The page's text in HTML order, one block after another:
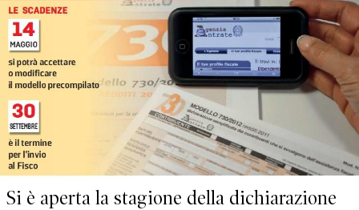
Si è aperta la stagione della dichiarazione